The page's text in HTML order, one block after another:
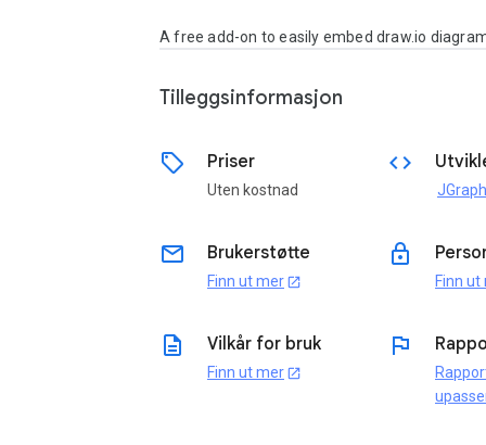
A free add-on to easily embed draw.io
Tilleggsinformasjon
sell Priser
Uten kostnad
code
email Brukerstøtte
Finn ut mer open_in_new
lock
Finn ut
description Vilkår for bruk
Finn ut mer open_in_new
flag